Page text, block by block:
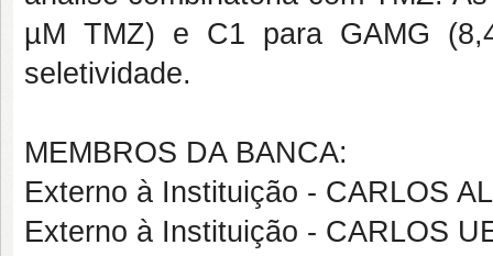
µM TMZ) e C1 para GAMG
seletividade.
MEMBROS DA BANCA:
Externo à Instituição - CARLOS
Externo à Instituição - CARLOS